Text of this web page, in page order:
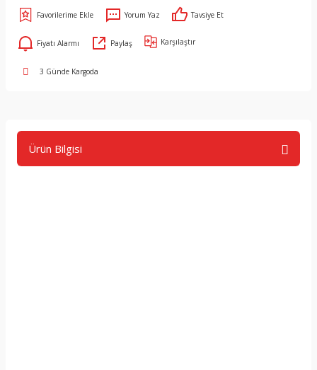
Yorum Yaz Tavsiye Et
Fiyatı Alarmı Paylaş Karşılaştır
3 Günde Kargoda
Ürün Bilgisi